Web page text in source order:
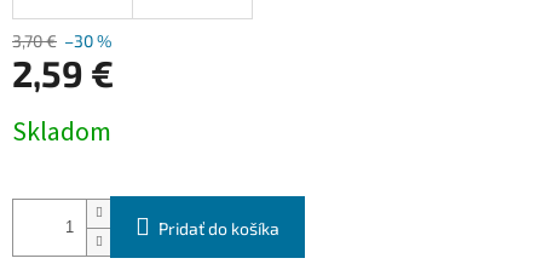
3,70 € –30 %
2,59 €
cena:
Skladom
Pridať do košíka